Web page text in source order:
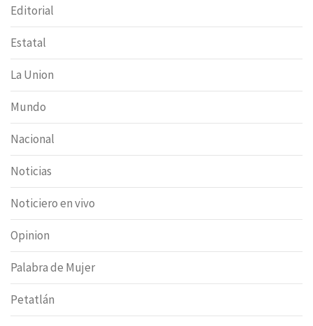
Editorial
Estatal
La Union
Mundo
Nacional
Noticias
Noticiero en vivo
Opinion
Palabra de Mujer
Petatlán